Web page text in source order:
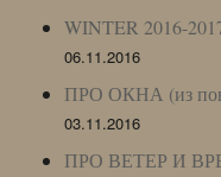
WINTER 2016-
06.11.2016
ПРО ОКНА (из
03.11.2016
ПРО ВЕТЕР И